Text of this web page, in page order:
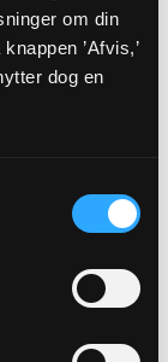
om din
’Afvis,’
dog en